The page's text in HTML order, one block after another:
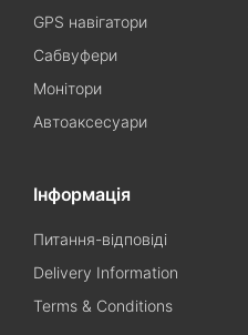
GPS навігатори
Сабвуфери
Монітори
Автоаксесуари
Інформація
Питання-відповіді
Delivery Information
Terms & Conditions